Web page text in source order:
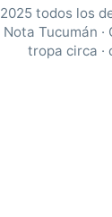
2025 todos los
Nota Tucumán
tropa circa ·